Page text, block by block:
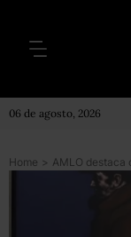
06 de agosto, 2026
Home >